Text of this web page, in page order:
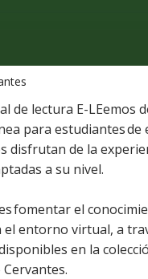
de lectura E-LEemos
para estudiantes de
disfrutan de la
a su nivel.
fomentar el
el entorno virtual, a
en la